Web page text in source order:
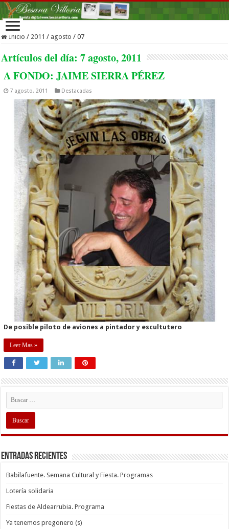
Inicio / 2011 / agosto / 07
Artículos del día:7 agosto, 2011
A FONDO: JAIME SIERRA PÉREZ
7 agosto, 2011 Destacadas
De posible piloto de aviones a pintador y escultutero
Leer Mas »
Entradas recientes
Babilafuente. Semana Cultural y Fiesta. Programas
Lotería solidaria
Fiestas de Aldearrubia. Programa
Ya tenemos pregonero (s)